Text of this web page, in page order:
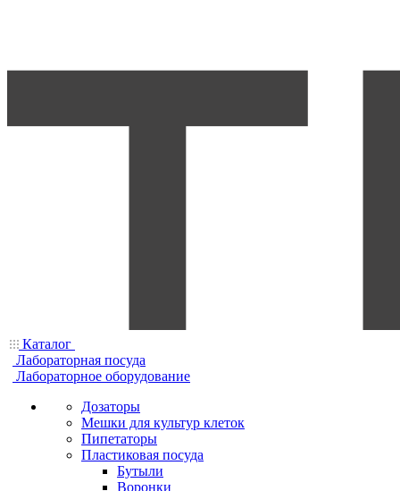
Каталог
Лабораторная посуда
Лабораторное оборудование
Дозаторы
Мешки для культур клеток
Пипетаторы
Пластиковая посуда
Бутыли
Воронки